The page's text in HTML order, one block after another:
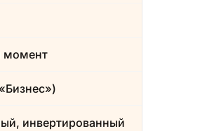
момент
инвертированный